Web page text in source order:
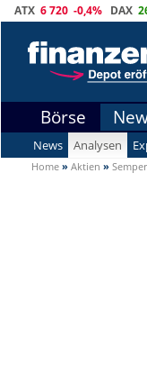
ATX 6 720 -0,4% DAX
Börse
News Analysen
Home » Aktien »